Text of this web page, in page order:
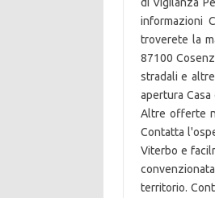
informazioni
troverete la
87100
stradali e
apertura
Altre offerte
Contatta
Viterbo e
territorio.